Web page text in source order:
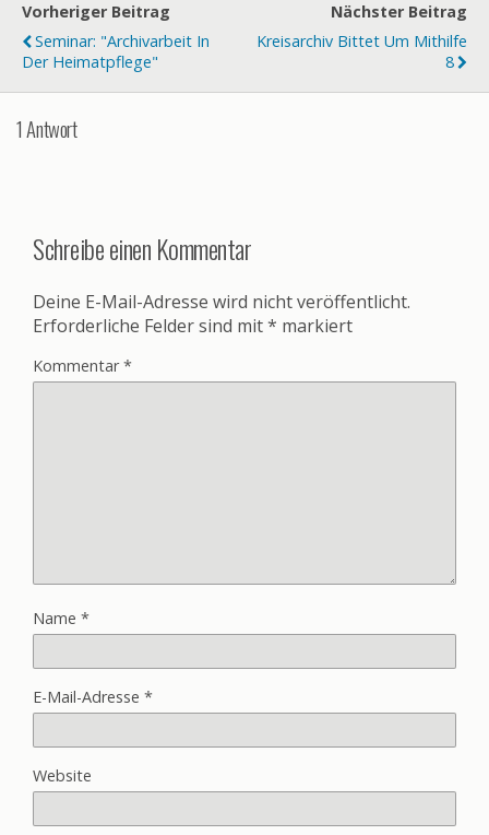
Vorheriger Beitrag
Seminar: "Archivarbeit In
Der Heimatpflege"
Nächster Beitrag
Kreisarchiv Bittet Um Mithilfe
8
1 Antwort
Schreibe einen Kommentar
Deine E-Mail-Adresse wird nicht veröffentlicht.
Erforderliche Felder sind mit* markiert
Kommentar*
Name *
E-Mail-Adresse *
Website